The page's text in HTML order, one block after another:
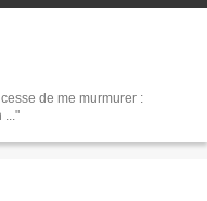
de me murmurer :
..."